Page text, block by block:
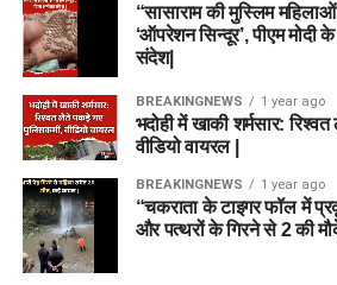
“सासाराम की मुस्लिम
‘ऑपरेशन सिन्दूर’, पीएम मोदी
संदेश|
BREAKINGNEWS 1 year ago
भदोही में खाकी शर्मसार:
वीडियो वायरल |
BREAKINGNEWS 1 year ago
“चकराता के टाइगर फॉल में
और पत्थरों के गिरने से 2 की